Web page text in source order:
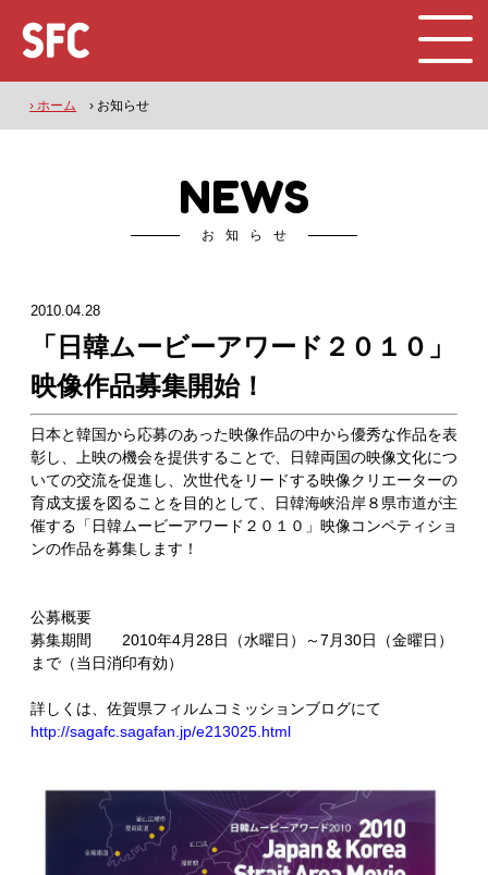
› ホーム › お知らせ
NEWS
お知らせ
2010.04.28
「日韓ムービーアワード２０１０」
映像作品募集開始！
日本と韓国から応募のあった映像作品の中から優秀な作品を表
彰し、上映の機会を提供することで、日韓両国の映像文化につ
いての交流を促進し、次世代をリードする映像クリエーターの
育成支援を図ることを目的として、日韓海峡沿岸８県市道が主
催する「日韓ムービーアワード２０１０」映像コンペティショ
ンの作品を募集します！
公募概要
募集期間 2010年4月28日（水曜日）～7月30日（金曜日）
まで（当日消印有効）
詳しくは、佐賀県フィルムコミッションブログにて
http://sagafc.sagafan.jp/e213025.html